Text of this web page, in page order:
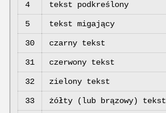
4 tekst podkreślony
5 tekst migający
30 czarny tekst
31 czerwony tekst
32 zielony tekst
33 żółty (lub brązowy) tekst